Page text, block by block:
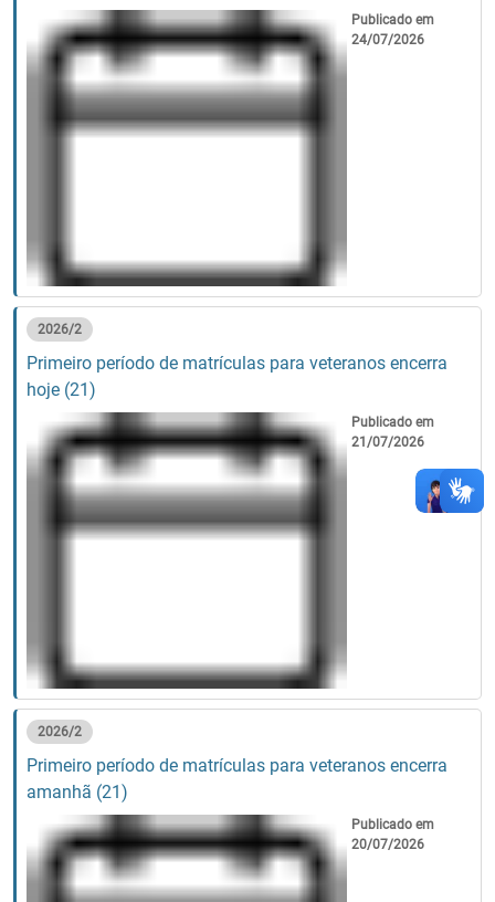
Publicado em
24/07/2026
2026/2
Primeiro período de matrículas para veteranos encerra
hoje (21)
Publicado em
21/07/2026
2026/2
Primeiro período de matrículas para veteranos encerra
amanhã (21)
Publicado em
20/07/2026